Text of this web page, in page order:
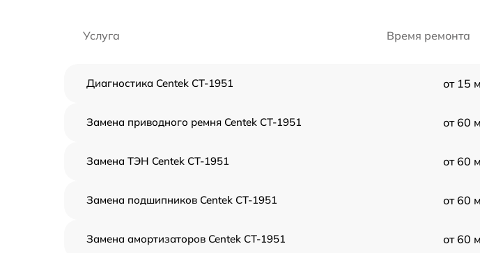
Услуга Время ремонта
Диагностика Centek CT-1951 от 15
Замена приводного ремня Centek CT-1951 от 60
Замена ТЭН Centek CT-1951 от 60
Замена подшипников Centek CT-1951 от 60
Замена амортизаторов Centek CT-1951 от 60